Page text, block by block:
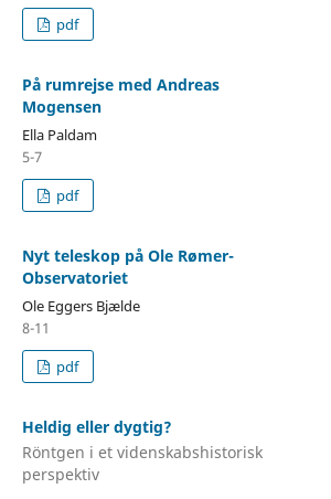
pdf
På rumrejse med Andreas
Mogensen
Ella Paldam
5-7
pdf
Nyt teleskop på Ole Rømer-
Observatoriet
Ole Eggers Bjælde
8-11
pdf
Heldig eller dygtig?
Röntgen i et videnskabshistorisk
perspektiv